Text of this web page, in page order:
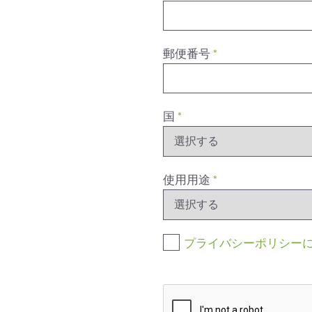
郵便番号*
国 *
使用用途 *
プライバシーポリシー